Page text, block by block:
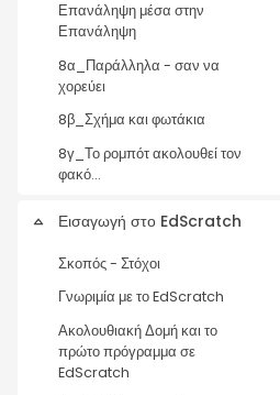
Επανάληψη μέσα στην
Επανάληψη
8α_Παράλληλα - σαν να
χορεύει
8β_Σχήμα και φωτάκια
8γ_Το ρομπότ ακολουθεί τον
φακό...
Collapse
Εισαγωγή στο EdScratch
Σκοπός - Στόχοι
Γνωριμία με το EdScratch
Ακολουθιακή Δομή και το
πρώτο πρόγραμμα σε
EdScratch